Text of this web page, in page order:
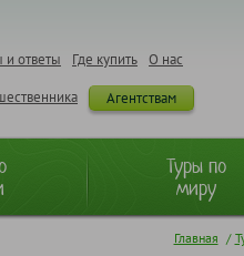
О нас
Где купить
ответы
Агентствам
Туры по
миру
Главная /